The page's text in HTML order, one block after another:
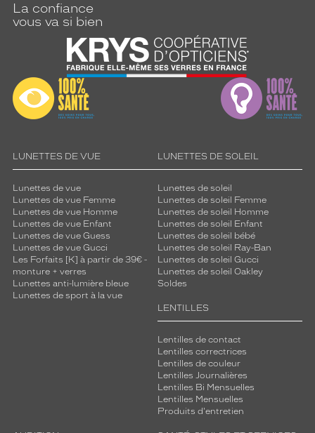
La confiance
vous va si bien
LUNETTES DE VUE
Lunettes de vue
Lunettes de vue Femme
Lunettes de vue Homme
Lunettes de vue Enfant
Lunettes de vue Guess
Lunettes de vue Gucci
Les Forfaits [K] à partir de 39€ -
monture + verres
Lunettes anti-lumière bleue
Lunettes de sport à la vue
LUNETTES DE SOLEIL
Lunettes de soleil
Lunettes de soleil Femme
Lunettes de soleil Homme
Lunettes de soleil Enfant
Lunettes de soleil bébé
Lunettes de soleil Ray-Ban
Lunettes de soleil Gucci
Lunettes de soleil Oakley
Soldes
LENTILLES
Lentilles de contact
Lentilles correctrices
Lentilles de couleur
Lentilles Journalières
Lentilles Bi Mensuelles
Lentilles Mensuelles
Produits d'entretien